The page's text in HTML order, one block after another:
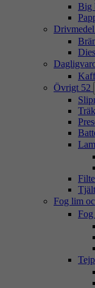
Big
Drivmedel
Övrigt 52
Fog lim
Tejp